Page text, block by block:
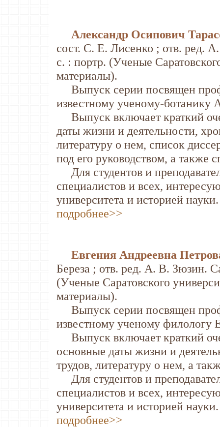
Александр Осипович
сост. С. Е. Лисенко ; отв. ред.
с. : портр. (Ученые
материалы).
Выпуск серии посвящен
известному ученому-ботанику
Выпуск включает краткий
даты жизни и деятельности,
литературу о нем, список
под его руководством, а также
Для студентов и
специалистов и всех,
университета и историей науки.
подробнее>>
Евгения Андреевна
Береза ; отв. ред. А. В. Зюзин.
(Ученые Саратовского
материалы).
Выпуск серии посвящен
известному ученому филологу
Выпуск включает краткий
основные даты жизни и
трудов, литературу о нем, а
Для студентов и
специалистов и всех,
университета и историей науки.
подробнее>>